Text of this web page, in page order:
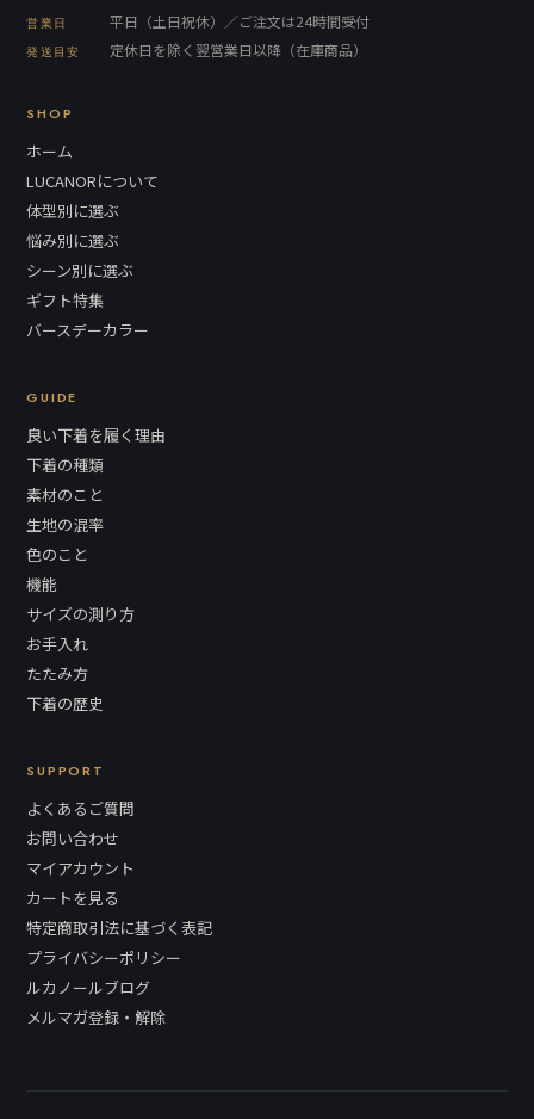
営業日 平日（土日祝休）／ご注文は24時間受付
発送目安 定休日を除く翌営業日以降（在庫商品）
SHOP
ホーム
LUCANORについて
体型別に選ぶ
悩み別に選ぶ
シーン別に選ぶ
ギフト特集
バースデーカラー
GUIDE
良い下着を履く理由
下着の種類
素材のこと
生地の混率
色のこと
機能
サイズの測り方
お手入れ
たたみ方
下着の歴史
SUPPORT
よくあるご質問
お問い合わせ
マイアカウント
カートを見る
特定商取引法に基づく表記
プライバシーポリシー
ルカノールブログ
メルマガ登録・解除